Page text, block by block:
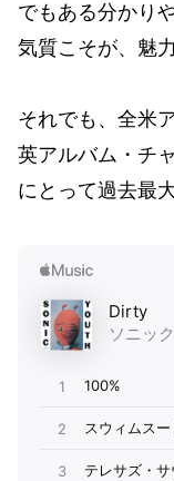
でもある分かり
気質こそが、魅
それでも、全米
英アルバム・チ
にとって過去最